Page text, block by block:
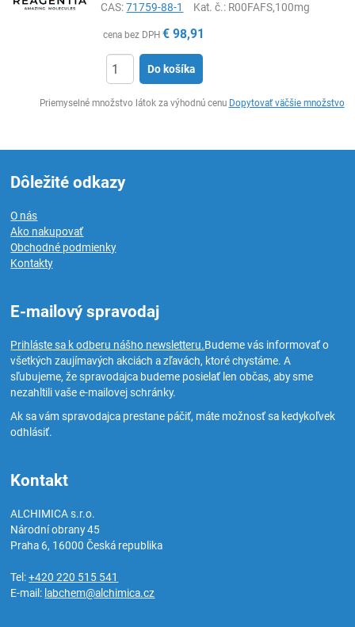
CAS:71759-88-1 Kat. č.: R00FAFS,100mg
cena bez DPH € 98,91
Do košíka
Priemyselné množstvo látok za výhodnú cenu Dopytovať väčšie množstvo
Dôležité odkazy
O nás
Ako nakupovať
Obchodné podmienky
Kontakty
E-mailový spravodaj
Prihláste sa k odberu nášho newsletteru.Budeme vás informovať o
všetkých zaujímavých akciách a zľavách, ktoré chystáme. A
sľubujeme, že spravodajca budeme posielať len občas, aby sme
nezahltili vaše e-mailovej schránky.
Ak sa vám spravodajca prestane páčiť, máte možnosť sa kedykoľvek
odhlásiť.
Kontakt
ALCHIMICA s.r.o.
Národní obrany 45
Praha 6, 16000Česká republika
Tel:+420 220 515 541
E-mail: labchem@alchimica.cz